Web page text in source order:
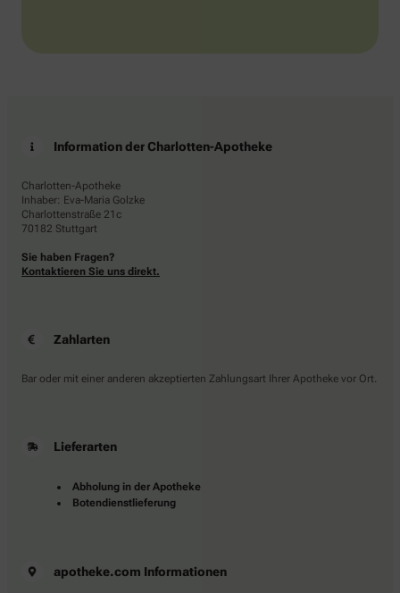
Information der Charlotten-Apotheke
Charlotten-Apotheke
Inhaber: Eva-Maria Golzke
Charlottenstraße 21c
70182 Stuttgart
Sie haben Fragen?
Kontaktieren Sie uns direkt.
Zahlarten
Bar oder mit einer anderen akzeptierten Zahlungsart Ihrer Apotheke vor Ort.
Lieferarten
Abholung in der Apotheke
Botendienstlieferung
apotheke.com Informationen